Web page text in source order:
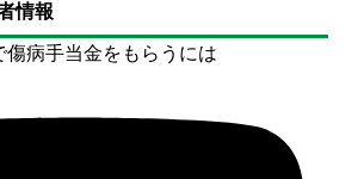
情報
傷病手当金をもらうには